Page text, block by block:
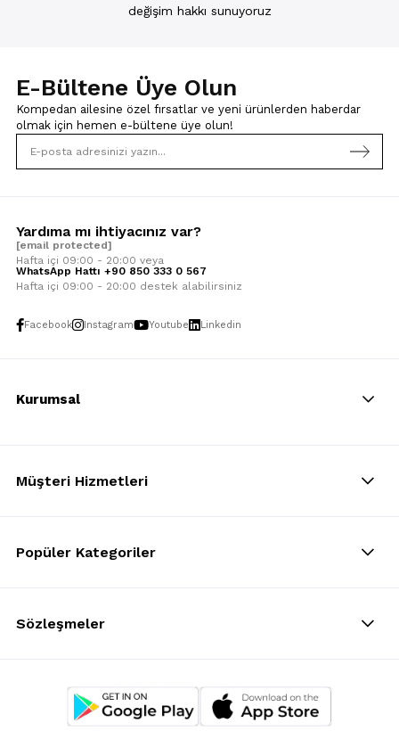
değişim hakkı sunuyoruz
E-Bültene Üye Olun
Kompedan ailesine özel fırsatlar ve yeni ürünlerden haberdar
olmak için hemen e-bültene üye olun!
Yardıma mı ihtiyacınız var?
[email protected]
Hafta içi 09:00 - 20:00 veya
WhatsApp Hattı +90 850 333 0 567
Hafta içi 09:00 - 20:00 destek alabilirsiniz
Facebook Instagram Youtube Linkedin
Kurumsal
Müşteri Hizmetleri
Popüler Kategoriler
Sözleşmeler